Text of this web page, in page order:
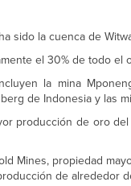
sido la cuenca de
el 30% de todo el
la mina
de Indonesia y las
producción de oro
Mines, propiedad
de alrededor